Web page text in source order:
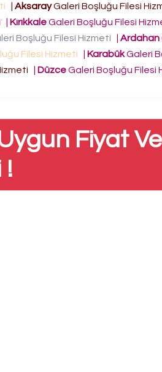
AksarayGaleri Boşluğu Filesi
KırıkkaleGaleri Boşluğu Filesi
Boşluğu Filesi Hizmeti Ardahan
Filesi Hizmeti KarabükGaleri
DüzceGaleri Boşluğu Filesi
Fiyat Ve
!